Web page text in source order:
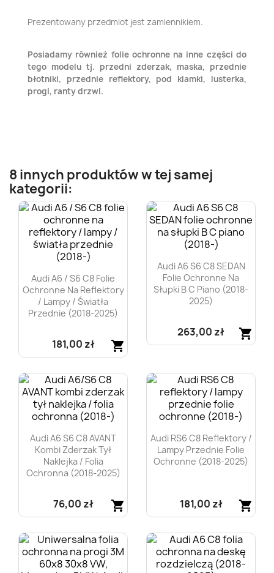
Prezentowany przedmiot jest zamiennikiem.
Posiadamy również folie ochronne na inne części do
tego modelu tj. przedni zderzak, maska, przednie
błotniki, przednie reflektory, pod klamki, lusterka,
progi, ranty drzwi.
8 innych produktów w tej samej
kategorii:
Audi A6 / S6 C8 Folie
Ochronne Na Reflektory
/ Lampy / Światła
Przednie (2018-2025)
shopping_cart
181,00 zł

Audi A6 S6 C8 SEDAN
Folie Ochronne Na
Słupki B C Piano (2018-
2025)
shopping_cart
263,00 zł
Audi A6 S6 C8 AVANT
Kombi Zderzak Tył
Naklejka / Folia
Ochronna (2018-2025)
shopping_cart
76,00 zł
Szybki podgląd
Audi RS6 C8 Reflektory /
Lampy Przednie Folie
Ochronne (2018-2025)
shopping_cart
181,00 zł
Szybki podgląd